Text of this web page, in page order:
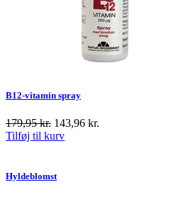
B12-vitamin spray
179,95kr. 143,96 kr.
Tilføj til kurv
Hyldeblomst